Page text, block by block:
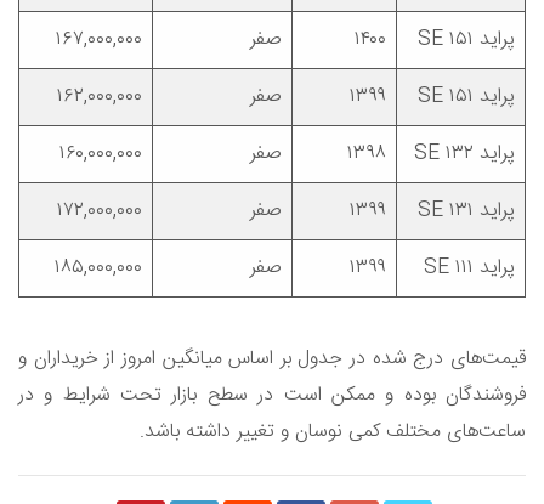
پراید SE ۱۵۱ ۱۴۰۰ صفر
۱۶۷,۰۰۰,۰۰۰
پراید SE ۱۵۱
۱۳۹۹ صفر
۱۶۲,۰۰۰,۰۰۰
پراید ۱۳۲ SE
۱۳۹۸ صفر
۱۶۰,۰۰۰,۰۰۰
پراید ۱۳۱ SE
۱۳۹۹ صفر
۱۷۲,۰۰۰,۰۰۰
پراید ۱۱۱‌ SE
۱۳۹۹ صفر ۱۸۵,۰۰۰,۰۰۰
قیمت‌های درج شده در جدول بر اساس میانگین امروز از خریداران و
فروشندگان بوده و ممکن است در سطح بازار تحت شرایط و در
ساعت‌های مختلف کمی نوسان و تغییر داشته باشد.